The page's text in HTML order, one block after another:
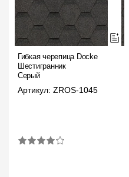
Гибкая черепица Docke
Шестигранник
Серый
Артикул: ZROS-1045